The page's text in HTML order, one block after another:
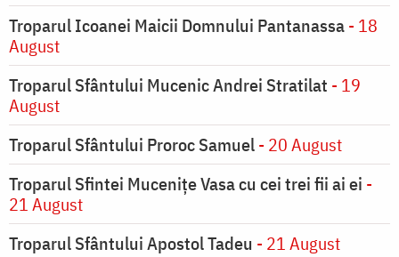
Troparul Icoanei Maicii Domnului Pantanassa- 18
August
Troparul Sfântului Mucenic Andrei Stratilat - 19
August
Troparul Sfântului Proroc Samuel- 20 August
Troparul Sfintei Muceniţe Vasa cu cei trei fii ai ei -
21 August
Troparul Sfântului Apostol Tadeu - 21 August